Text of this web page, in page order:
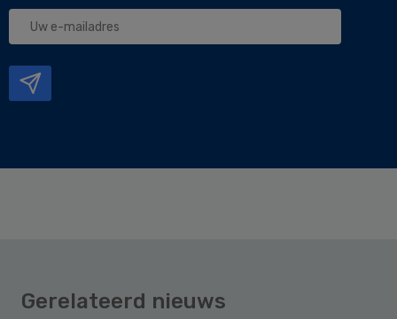
Uw
Gerelateerd nieuws